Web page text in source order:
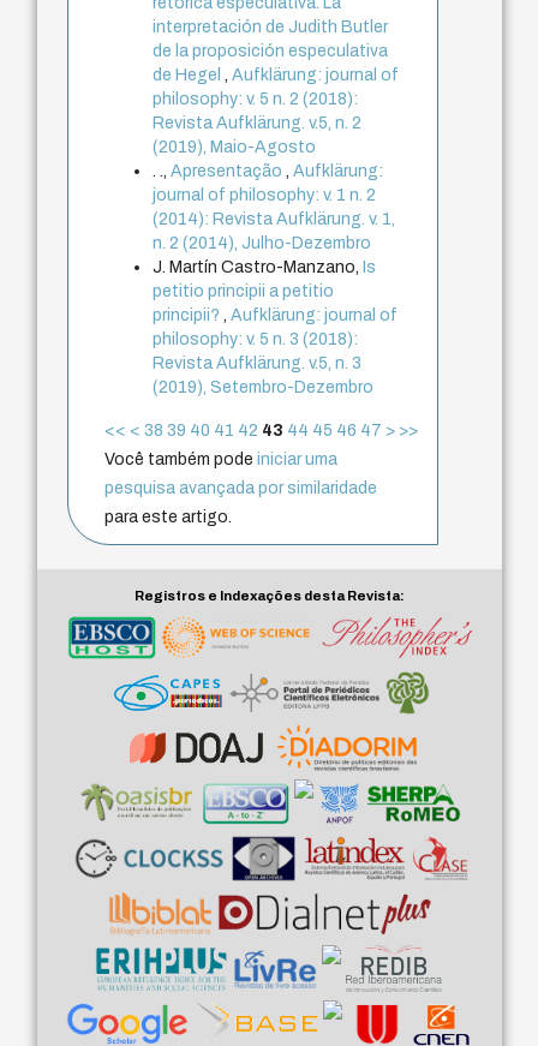
interpretación de Judith Butler
de la proposición especulativa
de Hegel
,Aufklärung: journal of
philosophy: v. 5 n. 2 (2018):
Revista Aufklärung. v.5, n. 2
(2019), Maio-Agosto
. .,Apresentação ,Aufklärung:
journal of philosophy: v. 1 n. 2
(2014): Revista Aufklärung. v. 1,
n. 2 (2014), Julho-Dezembro
J. Martín Castro-Manzano,Is
petitio principii a petitio
principii?
,Aufklärung: journal of
philosophy: v. 5 n. 3 (2018):
Revista Aufklärung. v.5, n. 3
(2019), Setembro-Dezembro
<< < 38 39 40 41 42 43 44 45 46 47 > >>
Você também podeiniciar uma
pesquisa avançada por similaridade
para este artigo.
Registros e Indexações desta Revista: